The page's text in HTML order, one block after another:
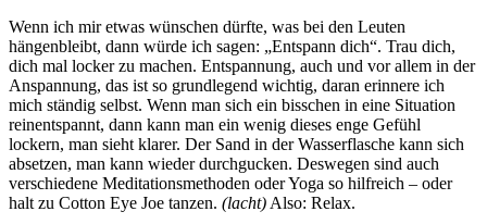
Wenn ich mir etwas wünschen dürfte, was bei den Leuten
hängenbleibt, dann würde ich sagen: „Entspann dich“. Trau dich,
dich mal locker zu machen. Entspannung, auch und vor allem in der
Anspannung, das ist so grundlegend wichtig, daran erinnere ich
mich ständig selbst. Wenn man sich ein bisschen in eine Situation
reinentspannt, dann kann man ein wenig dieses enge Gefühl
lockern, man sieht klarer. Der Sand in der Wasserflasche kann sich
absetzen, man kann wieder durchgucken. Deswegen sind auch
verschiedene Meditationsmethoden oder Yoga so hilfreich – oder
halt zu Cotton Eye Joe tanzen. (lacht) Also: Relax.